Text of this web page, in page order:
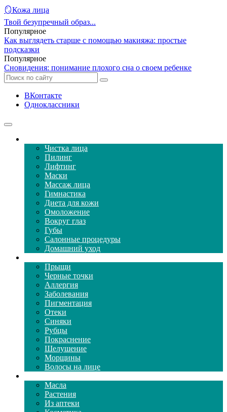
🪞Кожа лица
Твой безупречный образ...
Популярное
Как выглядеть старше с помощью макияжа: простые
подсказки
Популярное
Сновидения: понимание плохого сна о своем ребенке
ВКонтакте
Одноклассники
Чистка лица
Пилинг
Лифтинг
Маски
Массаж лица
Гимнастика
Диета для кожи
Омоложение
Вокруг глаз
Губы
Салонные процедуры
Домашний уход
Прыщи
Черные точки
Аллергия
Заболевания
Пигментация
Отеки
Синяки
Рубцы
Покраснение
Шелушение
Морщины
Волосы на лице
Масла
Растения
Из аптеки